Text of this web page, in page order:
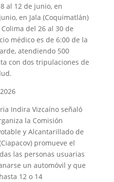
al 12 de junio, en
en Jala (Coquimatlán)
del 26 al 30 de
médico es de 6:00 de la
atendiendo 500
con dos tripulaciones de
Indira Vizcaíno señaló
la Comisión
y Alcantarillado de
promueve el
las personas usuarias
un automóvil y que
12 o 14